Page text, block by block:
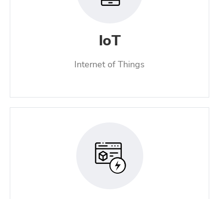
IoT
Internet of Things